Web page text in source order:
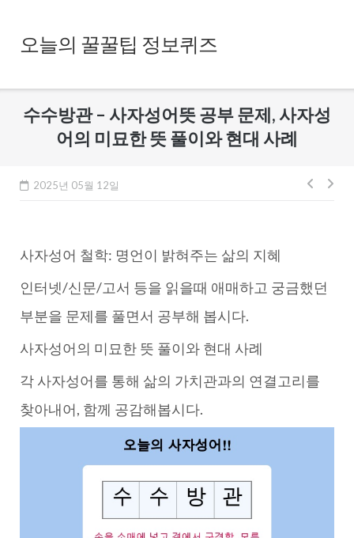
content오늘의 꿀꿀팁 정보퀴즈
수수방관 – 사자성어뜻 공부 문제, 사자성
어의 미묘한 뜻 풀이와 현대 사례
2025년 05월 12일
글
이
사자성어 철학: 명언이 밝혀주는 삶의 지혜
인터넷/신문/고서 등을 읽을때 애매하고 궁금했던
부분을 문제를 풀면서 공부해 봅시다.
사자성어의 미묘한 뜻 풀이와 현대 사례
각 사자성어를 통해 삶의 가치관과의 연결고리를
찾아내어, 함께 공감해봅시다.